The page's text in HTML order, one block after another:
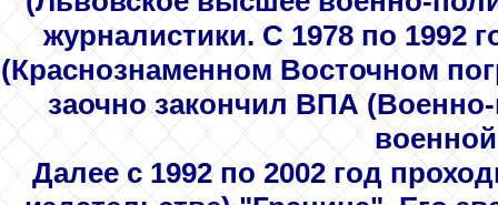
журналистики. С 1978 по
(Краснознаменном Восточном
заочно закончил ВПА(Военно-
Далее с 1992 по 2002 год